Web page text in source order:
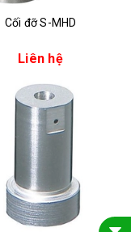
Cối đỡ S-MHD
Liên hệ